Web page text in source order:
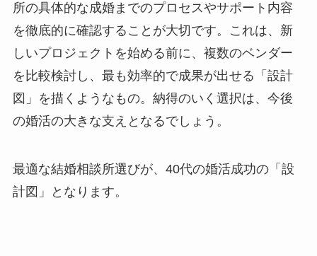
所の具体的な成婚までのプロセスやサポート内容
を徹底的に確認することが大切です。これは、新
しいプロジェクトを始める前に、複数のベンダー
を比較検討し、最も効率的で成果が出せる「設計
図」を描くようなもの。納得のいく選択は、今後
の婚活の大きな支えとなるでしょう。
最適な結婚相談所選びが、40代の婚活成功の「設
計図」となります。